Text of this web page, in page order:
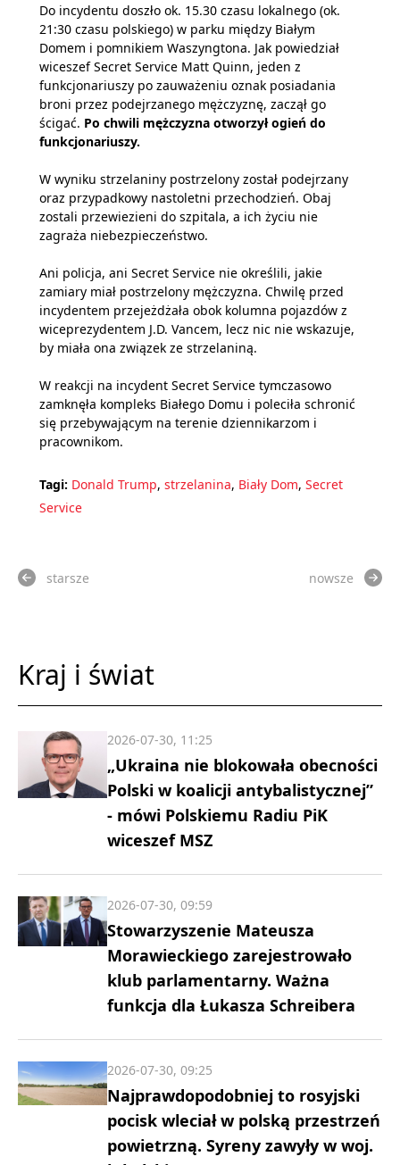
Do incydentu doszło ok. 15.30 czasu lokalnego (ok.
21:30 czasu polskiego) w parku między Białym
Domem i pomnikiem Waszyngtona. Jak powiedział
wiceszef Secret Service Matt Quinn, jeden z
funkcjonariuszy po zauważeniu oznak posiadania
broni przez podejrzanego mężczyznę, zaczął go
ścigać. Po chwili mężczyzna otworzył ogień do
funkcjonariuszy.
W wyniku strzelaniny postrzelony został podejrzany
oraz przypadkowy nastoletni przechodzień. Obaj
zostali przewiezieni do szpitala, a ich życiu nie
zagraża niebezpieczeństwo.
Ani policja, ani Secret Service nie określili, jakie
zamiary miał postrzelony mężczyzna. Chwilę przed
incydentem przejeżdżała obok kolumna pojazdów z
wiceprezydentem J.D. Vancem, lecz nic nie wskazuje,
by miała ona związek ze strzelaniną.
W reakcji na incydent Secret Service tymczasowo
zamknęła kompleks Białego Domu i poleciła schronić
się przebywającym na terenie dziennikarzom i
pracownikom.
Tagi: Donald Trump, strzelanina, Biały Dom, Secret
Service
starsze nowsze
Kraj i świat
„Ukraina nie blokowała obecności
Polski w koalicji antybalistycznej”
- mówi Polskiemu Radiu PiK
wiceszef MSZ
2026-07-30, 11:25
Stowarzyszenie Mateusza
Morawieckiego zarejestrowało
klub parlamentarny. Ważna
funkcja dla Łukasza Schreibera
2026-07-30, 09:59
Najprawdopodobniej to rosyjski
pocisk wleciał w polską przestrzeń
powietrzną. Syreny zawyły w woj.
2026-07-30, 09:25